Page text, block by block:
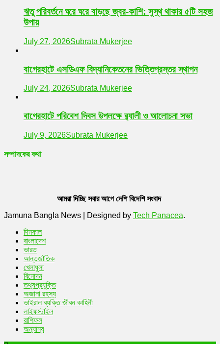
ঋতু পরিবর্তনে ঘরে ঘরে বাড়ছে জ্বর-কাশি: সুস্থ থাকার ৫টি সহজ
উপায়
July 27, 2026Subrata Mukerjee
বাগেরহাটে এসডিএফ বিদ্যানিকেতনের ভিত্তিপ্রস্তর স্থাপন
July 24, 2026Subrata Mukerjee
বাগেরহাটে পরিবেশ দিবস উপলক্ষে র‌্যালী ও আলোচনা সভা
July 9, 2026Subrata Mukerjee
সম্পাদকের কথা
আমরা দিচ্ছি সবার আগে দেশি বিদেশি সংবাদ
Jamuna Bangla News
Designed by Tech Panacea.
দিনকাল
বাংলাদেশ
ভারত
আন্তর্জাতিক
খেলাধুলা
বিনোদন
তথ্যপ্রযুক্তি
অজানা রহস্য
ভাইরাল ব্যক্তি জীবন কাহিনী
লাইফস্টাইল
রাশিফল
অন্যান্য